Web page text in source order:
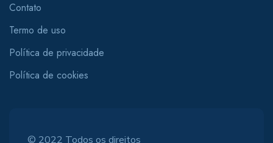
Contato
Termo de uso
Política de privacidade
Política de cookies
© 2022 Todos os direitos